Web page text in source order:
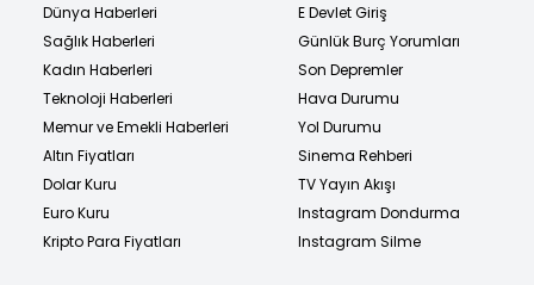
Dünya Haberleri
Sağlık Haberleri
Kadın Haberleri
Teknoloji Haberleri
Memur ve Emekli Haberleri
Altın Fiyatları
Dolar Kuru
Euro Kuru
Kripto Para Fiyatları
E Devlet Giriş
Günlük Burç Yorumları
Son Depremler
Hava Durumu
Yol Durumu
Sinema Rehberi
TV Yayın Akışı
Instagram Dondurma
Instagram Silme